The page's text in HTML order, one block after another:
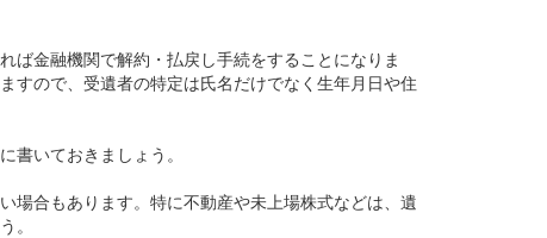
ば金融機関で解約・払戻し手続をすることになりま
すので、受遺者の特定は氏名だけでなく生年月日や住
いておきましょう。
場合もあります。特に不動産や未上場株式などは、遺
。